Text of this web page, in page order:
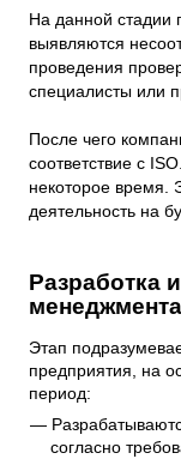
На данной стадии
выявляются
проведения
специалисты или
После чего
соответствие с
некоторое время.
деятельность на
Разработка
менеджмента
Этап
предприятия, на
период:
согласно